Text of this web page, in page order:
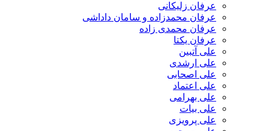
عرفان زلیکانی
عرفان محمدزاده و سامان داداشی
عرفان محمدی زاده
عرفان یکتا
علی آتبین
علی ارشدی
علی اصحابی
علی اعتماد
علی بهرامی
علی بیات
علی پرویزی